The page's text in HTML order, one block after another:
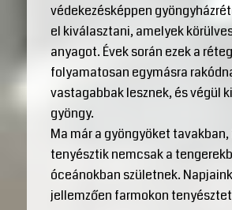
védekezésképpen
el kiválasztani, amelyek
anyagot. Évek során ezek a
folyamatosan egymásra
vastagabbak lesznek, és végül
gyöngy.
Ma már a gyöngyöket
tenyésztik nemcsak a
óceánokban születnek.
jellemzően farmokon